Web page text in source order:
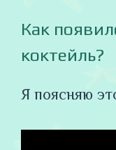
Как
коктейль?
Я поясняю